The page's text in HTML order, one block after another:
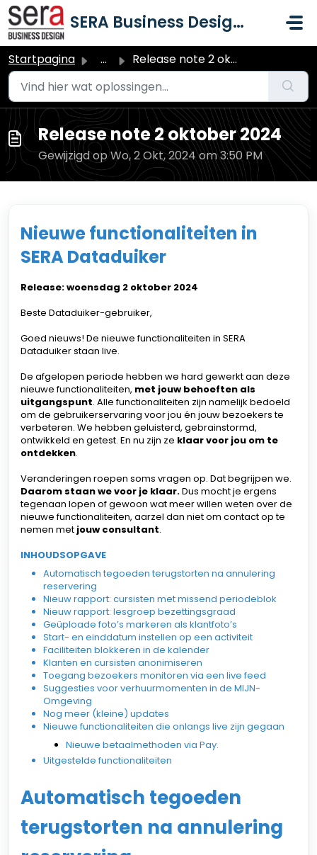
Doorgaan naar hoofdinhoud
SERA Business Design B.V.
Startpagina ... Release note 2 oktober 2024
Release note 2 oktober 2024
Gewijzigd op Wo, 2 Okt, 2024 om 3:50 PM
Nieuwe functionaliteiten in
SERA Dataduiker
Release: woensdag 2 oktober 2024
Beste Dataduiker-gebruiker,
Goed nieuws! De nieuwe functionaliteiten in SERA
Dataduiker staan live.
De afgelopen periode hebben we hard gewerkt aan deze
nieuwe functionaliteiten, met jouw behoeften als
uitgangspunt. Alle functionaliteiten zijn namelijk bedoeld
om de gebruikerservaring voor jou én jouw bezoekers te
verbeteren. We hebben geluisterd, gebrainstormd,
ontwikkeld en getest. En nu zijn ze klaar voor jou om te
ontdekken.
Veranderingen roepen soms vragen op. Dat begrijpen we.
Daarom staan we voor je klaar.Dus mocht je ergens
tegenaan lopen of gewoon wat meer willen weten over de
nieuwe functionaliteiten, aarzel dan niet om contact op te
nemen met jouw consultant.
INHOUDSOPGAVE
Automatisch tegoeden terugstorten na annulering
reservering
Nieuw rapport: cursisten met missend periodeblok
Nieuw rapport: lesgroep bezettingsgraad
Geüploade foto’s markeren als klantfoto’s
Start- en einddatum instellen op een activiteit
Faciliteiten blokkeren in de kalender
Klanten en cursisten anonimiseren
Toegang bezoekers monitoren via een live feed
Suggesties voor verhuurmomenten in de MIJN-
Omgeving
Nog meer (kleine) updates
Nieuwe functionaliteiten die onlangs live zijn gegaan
Nieuwe betaalmethoden via Pay.
Uitgestelde functionaliteiten
Automatisch tegoeden
terugstorten na annulering